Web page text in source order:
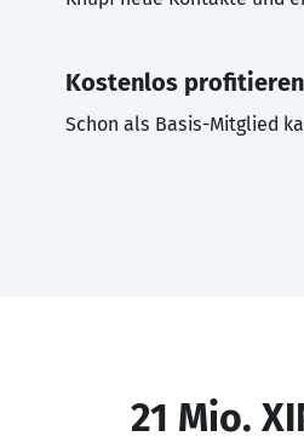
Kostenlos profitieren
Schon als Basis-Mitglied
21 Mio.